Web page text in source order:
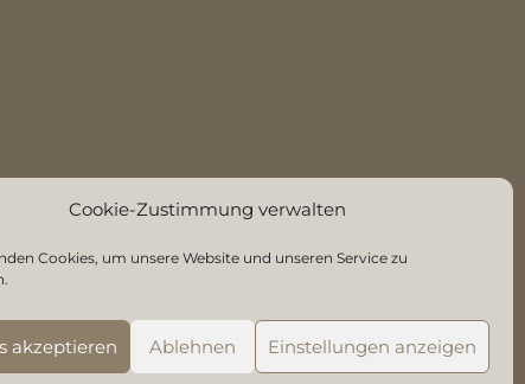
Cookie-Zustimmung verwalten
Cookies, um unsere Website und unseren Service zu
akzeptieren Ablehnen Einstellungen anzeigen
|Cookie-Richtlinien